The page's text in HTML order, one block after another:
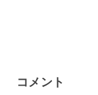
コメント